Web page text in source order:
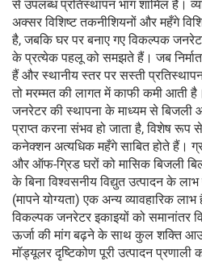
से उपलब्ध प्रतिस्थापन भाग शामिल हैं।
अक्सर विशिष्ट तकनीशियनों और महँगे
है, जबकि घर पर बनाए गए विकल्पक
के प्रत्येक पहलू को समझते हैं। जब
हैं और स्थानीय स्तर पर सस्ती
तो मरम्मत की लागत में काफी कमी आती
जनरेटर की स्थापना के माध्यम से बिजली
प्राप्त करना संभव हो जाता है, विशेष रूप
कनेक्शन अत्यधिक महँगे साबित होते हैं।
और ऑफ-ग्रिड घरों को मासिक बिजली
के बिना विश्वसनीय विद्युत उत्पादन के
(मापने योग्यता) एक अन्य व्यावहारिक
विकल्पक जनरेटर इकाइयों को समानांतर
ऊर्जा की मांग बढ़ने के साथ कुल शक्ति
मॉड्यूलर दृष्टिकोण पूरी उत्पादन प्रणाली